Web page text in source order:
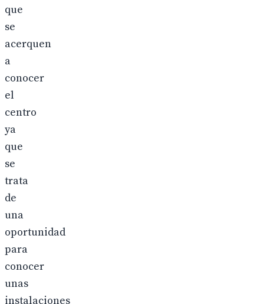
que
se
acerquen
a
conocer
el
centro
ya
que
se
trata
de
una
oportunidad
para
conocer
unas
instalaciones